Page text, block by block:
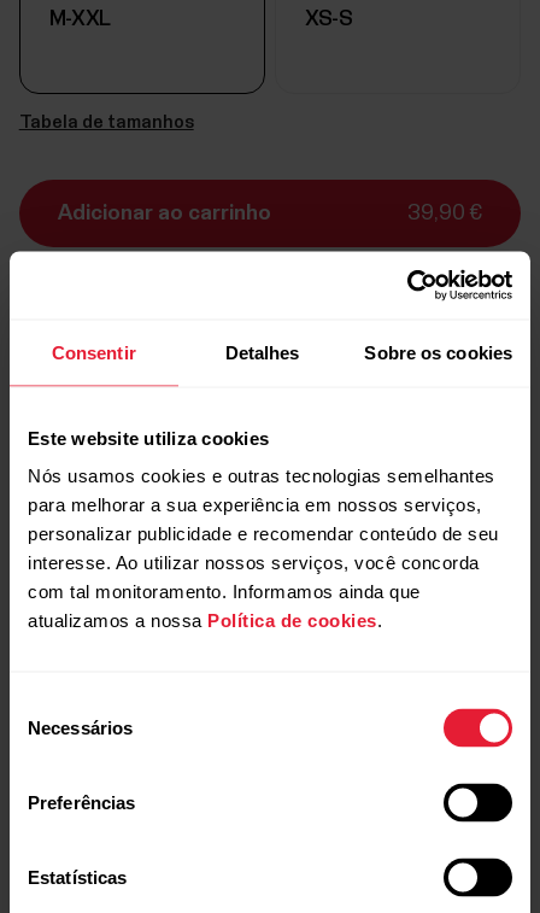
Consentir Detalhes Sobre os cookies
Este website utiliza cookies
Nós usamos cookies e outras tecnologias semelhantes
para melhorar a sua experiência em nossos serviços,
personalizar publicidade e recomendar conteúdo de seu
interesse. Ao utilizar nossos serviços, você concorda
com tal monitoramento. Informamos ainda que
atualizamos a nossa Política de cookies.
Necessários
Preferências
Estatísticas
M-XXL XS-S
Tabela de tamanhos
Adicionar ao carrinho 39,90 €
Produtos compatíveis